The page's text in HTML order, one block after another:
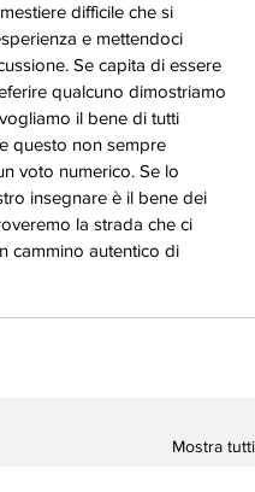
difficile che si
e mettendoci
Se capita di essere
qualcuno dimostriamo
il bene di tutti
questo non sempre
voto numerico. Se lo
insegnare è il bene dei
la strada che ci
cammino autentico di
Mostra tutti